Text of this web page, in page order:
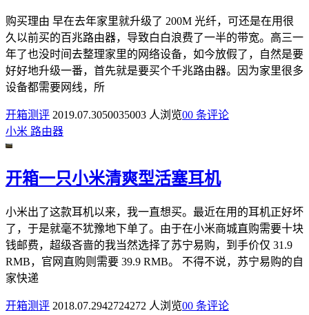
购买理由 早在去年家里就升级了 200M 光纤，可还是在用很
久以前买的百兆路由器，导致白白浪费了一半的带宽。高三一
年了也没时间去整理家里的网络设备，如今放假了，自然是要
好好地升级一番，首先就是要买个千兆路由器。因为家里很多
设备都需要网线，所
开箱测评 2019.07.3050035003 人浏览00 条评论
小米 路由器
开箱一只小米清爽型活塞耳机
小米出了这款耳机以来，我一直想买。最近在用的耳机正好坏
了，于是就毫不犹豫地下单了。由于在小米商城直购需要十块
钱邮费，超级吝啬的我当然选择了苏宁易购，到手价仅 31.9
RMB，官网直购则需要 39.9 RMB。 不得不说，苏宁易购的自
家快递
开箱测评 2018.07.2942724272 人浏览00 条评论